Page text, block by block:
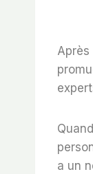
Après
a un